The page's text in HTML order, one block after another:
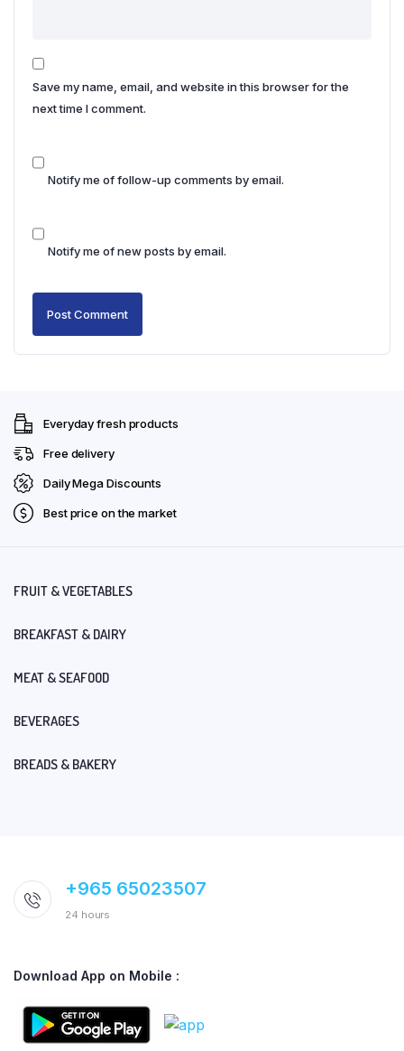
Save my name, email, and website in this browser for the
next time I comment.
Notify me of follow-up comments by email.
Notify me of new posts by email.
Everyday fresh products
Free delivery
Daily Mega Discounts
Best price on the market
FRUIT & VEGETABLES
BREAKFAST & DAIRY
MEAT & SEAFOOD
BEVERAGES
BREADS & BAKERY
+965 65023507
24 hours
Download App on Mobile :